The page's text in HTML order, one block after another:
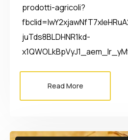
prodotti-agricoli?
juTds8BLDHNR1kd-
Read More